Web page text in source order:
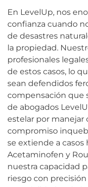
En LevelUp, nos
confianza cuando
de desastres
la propiedad.
profesionales
de estos casos, lo
sean defendidos
compensación que
de abogados
estelar por manejar
compromiso
se extiende a
Acetaminofen y
nuestra capacidad
riesgo con